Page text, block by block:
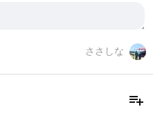
ささしな
playlist_add